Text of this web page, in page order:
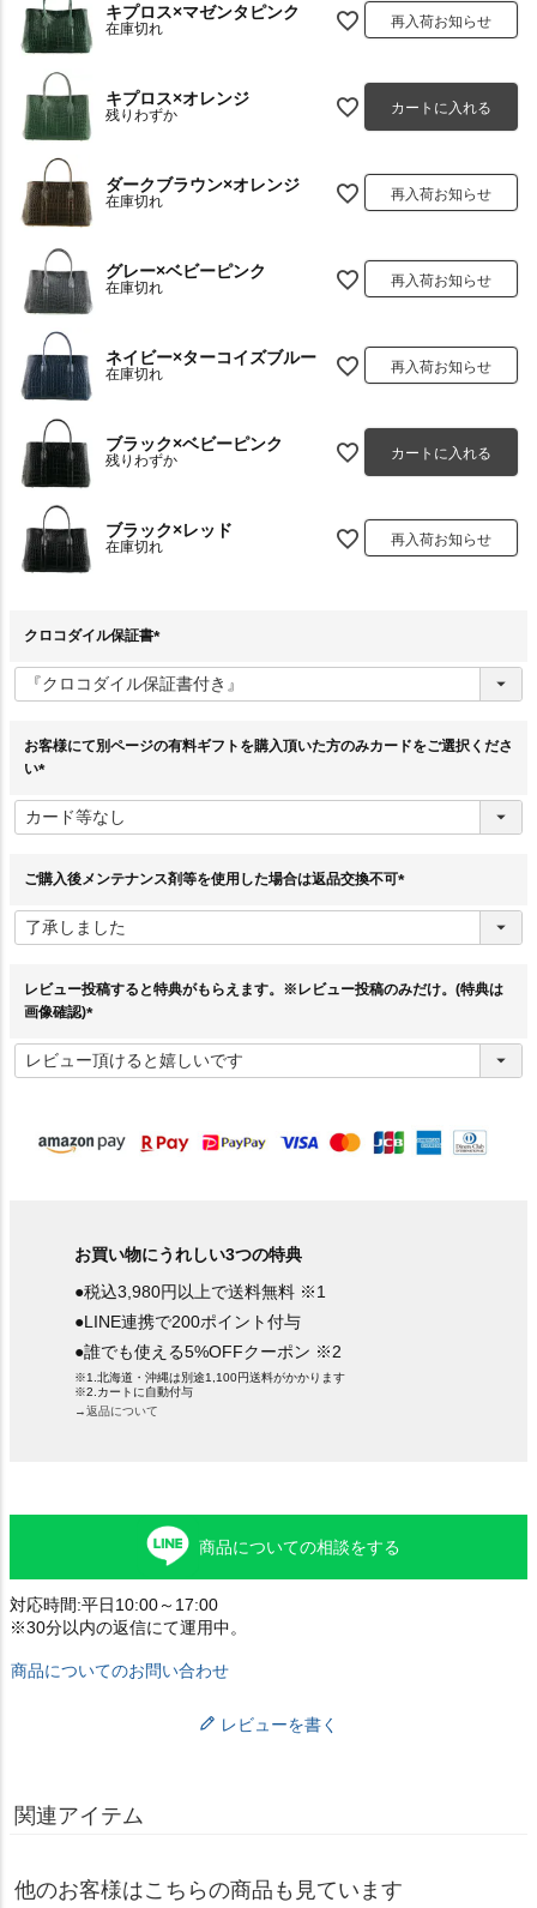
キプロス×マゼンタピンク
在庫切れ 再入荷お知らせ
キプロス×オレンジ
残りわずか カートに入れる
ダークブラウン×オレンジ
在庫切れ 再入荷お知らせ
グレー×ベビーピンク
在庫切れ 再入荷お知らせ
ネイビー×ターコイズブルー
在庫切れ 再入荷お知らせ
ブラック×ベビーピンク
残りわずか カートに入れる
ブラック×レッド
在庫切れ 再入荷お知らせ
クロコダイル保証書
必
須
お客様にて別ページの有料ギフトを購入頂いた方のみカードをご選択くださ
い
必
須
ご購入後メンテナンス剤等を使用した場合は返品交換不可
須
レビュー投稿すると特典がもらえます。※レビュー投稿のみだけ。(特典は
画像確認)
必
須
お買い物にうれしい3つの特典
●税込3,980円以上で送料無料 ※1
●LINE連携で200ポイント付与
●誰でも使える5%OFFクーポン ※2
※1.北海道・沖縄は別途1,100円送料がかかります
※2.カートに自動付与
→返品について
商品についての相談をする
対応時間:平日10:00～17:00
※30分以内の返信にて運用中。
商品についてのお問い合わせ
レビューを書く
関連アイテム
他のお客様はこちらの商品も見ています